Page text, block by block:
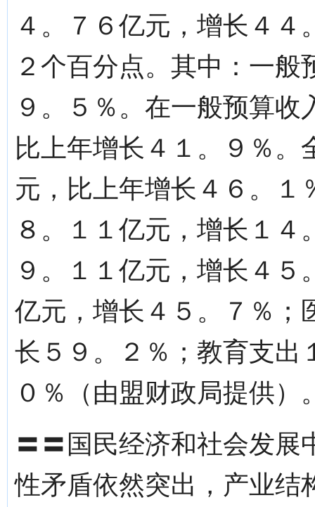
４。７６亿元，增长４
２个百分点。其中：一
９。５％。在一般预算
比上年增长４１。９％
元，比上年增长４６。１
８。１１亿元，增长１
９。１１亿元，增长４
亿元，增长４５。７％；
长５９。２％；教育支出
０％（由盟财政局提供）
〓〓国民经济和社会发
性矛盾依然突出，产业结